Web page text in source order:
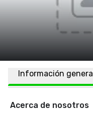
Información
Acerca de nosotros